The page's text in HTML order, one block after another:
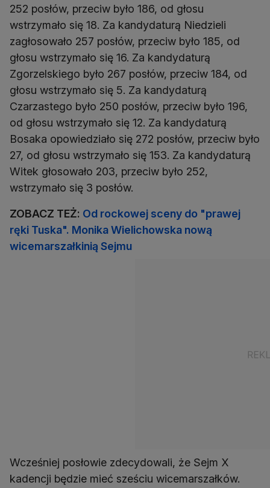
252 posłów, przeciw było 186, od głosu
wstrzymało się 18. Za kandydaturą Niedzieli
zagłosowało 257 posłów, przeciw było 185, od
głosu wstrzymało się 16. Za kandydaturą
Zgorzelskiego było 267 posłów, przeciw 184, od
głosu wstrzymało się 5. Za kandydaturą
Czarzastego było 250 posłów, przeciw było 196,
od głosu wstrzymało się 12. Za kandydaturą
Bosaka opowiedziało się 272 posłów, przeciw było
27, od głosu wstrzymało się 153. Za kandydaturą
Witek głosowało 203, przeciw było 252,
wstrzymało się 3 posłów.
ZOBACZ TEŻ: Od rockowej sceny do "prawej
ręki Tuska". Monika Wielichowska nową
wicemarszałkinią Sejmu
Wcześniej posłowie zdecydowali, że Sejm X
kadencji będzie mieć sześciu wicemarszałków.